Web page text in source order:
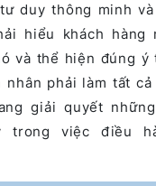
duy thông minh
hiểu khách hàng
và thể hiện đúng ý
nhân phải làm tất
giải quyết
trong việc điều